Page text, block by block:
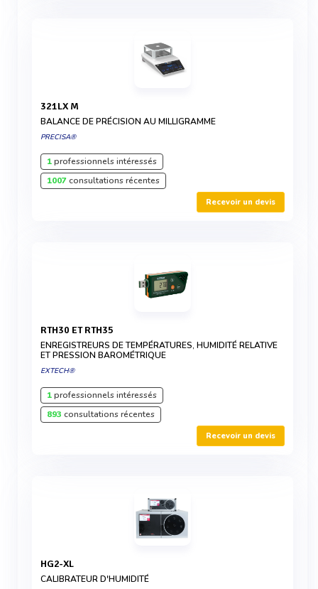
321LX M
BALANCE DE PRÉCISION AU MILLIGRAMME
PRECISA®
1professionnels intéressés
1007consultations récentes
Recevoir un devis
RTH30 ET RTH35
ENREGISTREURS DE TEMPÉRATURES, HUMIDITÉ RELATIVE
ET PRESSION BAROMÉTRIQUE
EXTECH®
1professionnels intéressés
893 consultations récentes
Recevoir un devis
HG2-XL
CALIBRATEUR D'HUMIDITÉ